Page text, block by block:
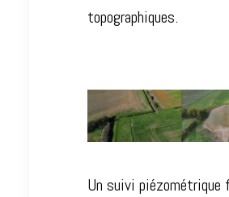
topographiques.
Un suivi